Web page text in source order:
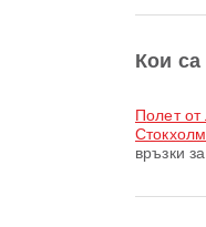
Кои
полет
връзки